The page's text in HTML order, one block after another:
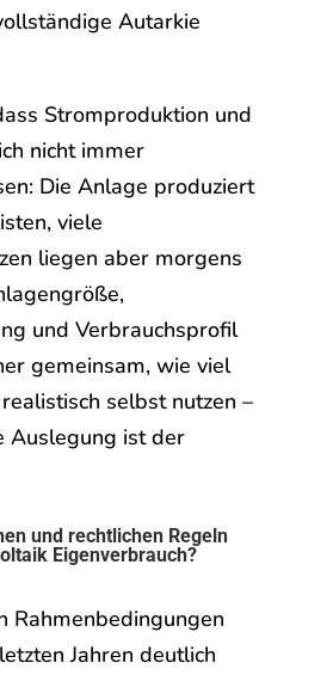
Autarkie
Stromproduktion und
nicht immer
Die Anlage produziert
viele
liegen aber morgens
und Verbrauchsprofil
gemeinsam, wie viel
selbst nutzen –
Auslegung ist der
und rechtlichen Regeln
Eigenverbrauch?
Rahmenbedingungen
Jahren deutlich